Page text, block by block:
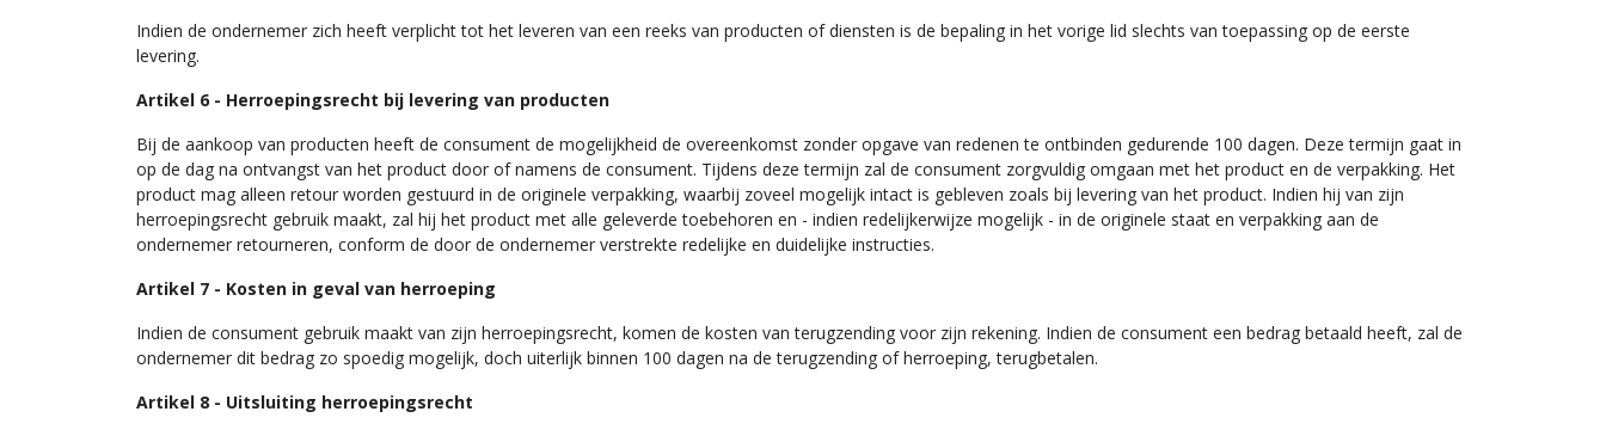
Indien de ondernemer zich heeft verplicht tot het leveren van een reeks van producten of diensten is de bepaling in het vorige lid slechts van toepassing op de eerste
levering.
Artikel 6 - Herroepingsrecht bij levering van producten
Bij de aankoop van producten heeft de consument de mogelijkheid de overeenkomst zonder opgave van redenen te ontbinden gedurende 100 dagen. Deze termijn gaat in
op de dag na ontvangst van het product door of namens de consument. Tijdens deze termijn zal de consument zorgvuldig omgaan met het product en de verpakking. Het
product mag alleen retour worden gestuurd in de originele verpakking, waarbij zoveel mogelijk intact is gebleven zoals bij levering van het product. Indien hij van zijn
herroepingsrecht gebruik maakt, zal hij het product met alle geleverde toebehoren en - indien redelijkerwijze mogelijk - in de originele staat en verpakking aan de
ondernemer retourneren, conform de door de ondernemer verstrekte redelijke en duidelijke instructies.
Artikel 7 - Kosten in geval van herroeping
Indien de consument gebruik maakt van zijn herroepingsrecht, komen de kosten van terugzending voor zijn rekening. Indien de consument een bedrag betaald heeft, zal de
ondernemer dit bedrag zo spoedig mogelijk, doch uiterlijk binnen 100 dagen na de terugzending of herroeping, terugbetalen.
Artikel 8 - Uitsluiting herroepingsrecht